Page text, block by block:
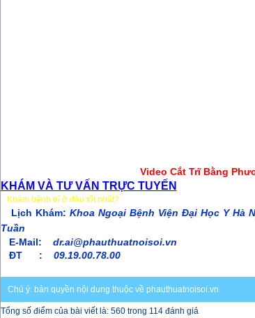
Video Cắt Trĩ Bằng
KHÁM VÀ TƯ VẤN TRỰC TUYẾN
Khám bệnh trĩ ở đâu tốt nhất?
Lịch Khám: Khoa Ngoại Bệnh Viện Đại Học Y Hà
Tuần
E-Mail: dr.ai@phauthuatnoisoi.vn
ĐT :
09.19.00.78.00
Chú ý: bản quyền nội dung thuộc về phauthuatnoisoi.vn
Tổng số điểm của bài viết là: 560 trong 114 đánh giá